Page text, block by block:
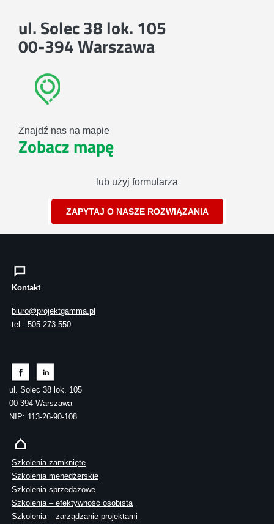
ul. Solec 38 lok. 105
00-394 Warszawa
Znajdź nas na mapie
Zobacz mapę
lub użyj formularza
ZAPYTAJ O NASZE ROZWIĄZANIA
Kontakt
biuro@projektgamma.pl
tel.: 505 273 550
ul. Solec 38 lok. 105
00-394 Warszawa
NIP: 113-26-90-108
Szkolenia zamknięte
Szkolenia menedżerskie
Szkolenia sprzedażowe
Szkolenia – efektywność osobista
Szkolenia – zarządzanie projektami